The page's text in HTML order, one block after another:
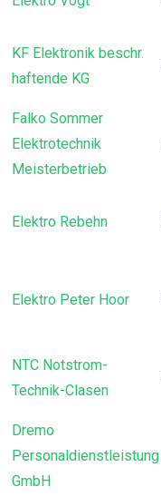
KF Elektronik beschr.
haftende KG
Falko Sommer
Elektrotechnik
Meisterbetrieb
Elektro Rebehn
Elektro Peter Hoor
NTC Notstrom-
Technik-Clasen
Dremo
Personaldienstleistung
GmbH